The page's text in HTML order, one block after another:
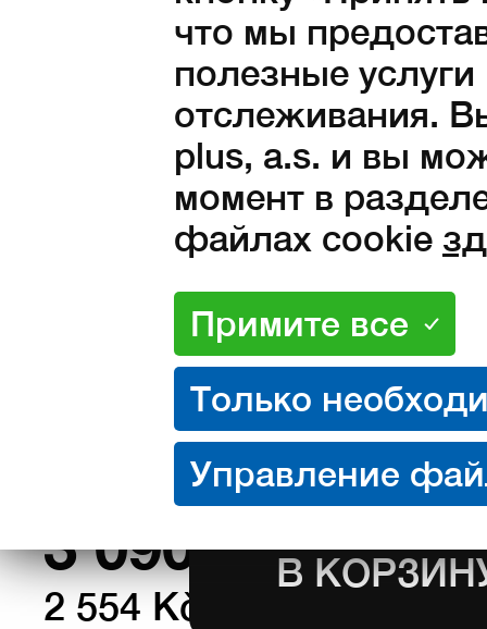
что мы
полезные
отслеживания.
plus, a.s. и вы
момент в
файлах cookie
Размеры:
43
44 45 46 47
Количество:
3 090Kč с
2 554 Kč без НДС